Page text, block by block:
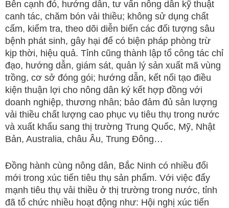
Bên cạnh đó, hướng dẫn, tư vấn nông dân kỹ thuật
canh tác, chăm bón vải thiều; không sử dụng chất
cấm, kiểm tra, theo dõi diễn biến các đối tượng sâu
bệnh phát sinh, gây hại để có biện pháp phòng trừ
kịp thời, hiệu quả. Tỉnh cũng thành lập tổ công tác chỉ
đạo, hướng dẫn, giám sát, quản lý sản xuất mã vùng
trồng, cơ sở đóng gói; hướng dẫn, kết nối tạo điều
kiện thuận lợi cho nông dân ký kết hợp đồng với
doanh nghiệp, thương nhân; bảo đảm đủ sản lượng
vải thiều chất lượng cao phục vụ tiêu thụ trong nước
và xuất khẩu sang thị trường Trung Quốc, Mỹ, Nhật
Bản, Australia, châu Âu, Trung Đông…
Đồng hành cùng nông dân, Bắc Ninh có nhiều đổi
mới trong xúc tiến tiêu thụ sản phẩm. Với việc đẩy
mạnh tiêu thụ vải thiều ở thị trường trong nước, tỉnh
đã tổ chức nhiều hoạt động như: Hội nghị xúc tiến